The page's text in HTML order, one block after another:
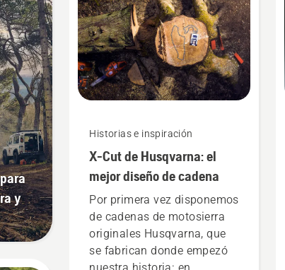
y
Historias e inspiración
X-Cut de Husqvarna: el
mejor diseño de cadena
Por primera vez disponemos
de cadenas de motosierra
originales Husqvarna, que
se fabrican donde empezó
nuestra historia: en